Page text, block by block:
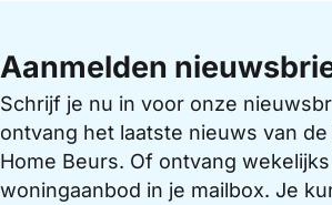
Aanmelden
Schrijf je nu in voor onze
ontvang het laatste nieuws van de
Home Beurs. Of ontvang
woningaanbod in je mailbox. Je